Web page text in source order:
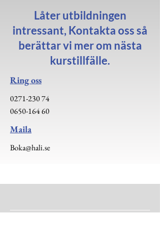
Låter utbildningen
intressant, Kontakta oss så
berättar vi mer om nästa
kurstillfälle.
Ring oss
0271-230 74
0650-164 60
Maila
Boka@hali.se